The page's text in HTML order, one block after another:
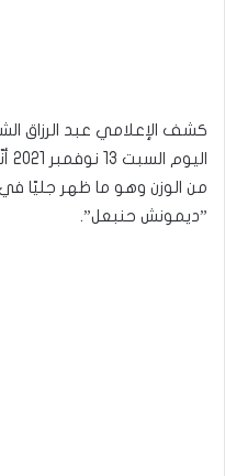
كشف الإعلامي عبد الرزاق
من الوزن وهو ما ظهر جليّا في
”ديمونش حنبعل”.